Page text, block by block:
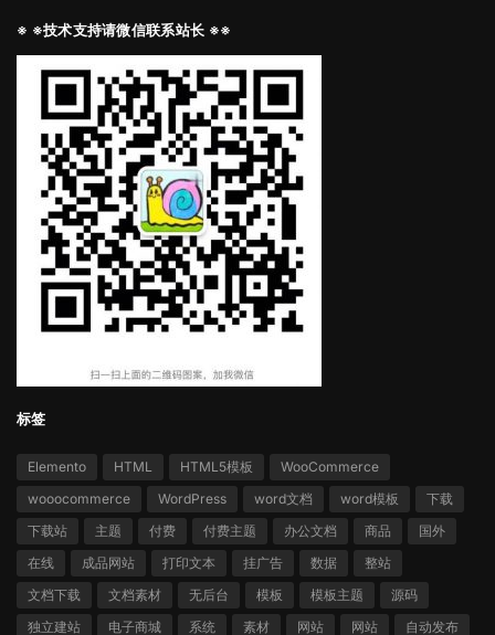
※ ※技术支持请微信联系站长 ※※
标签
Elemento HTML HTML5模板
WooCommerce
wooocommerce
WordPress word文档 word模板
下载
下载站
主题 付费 付费主题 办公文档 商品
国外
在线
成品网站 打印文本 挂广告 数据
整站
文档下载
文档素材 无后台 模板 模板主题
源码
独立建站
电子商城 系统 素材 网站 网站 自动发布